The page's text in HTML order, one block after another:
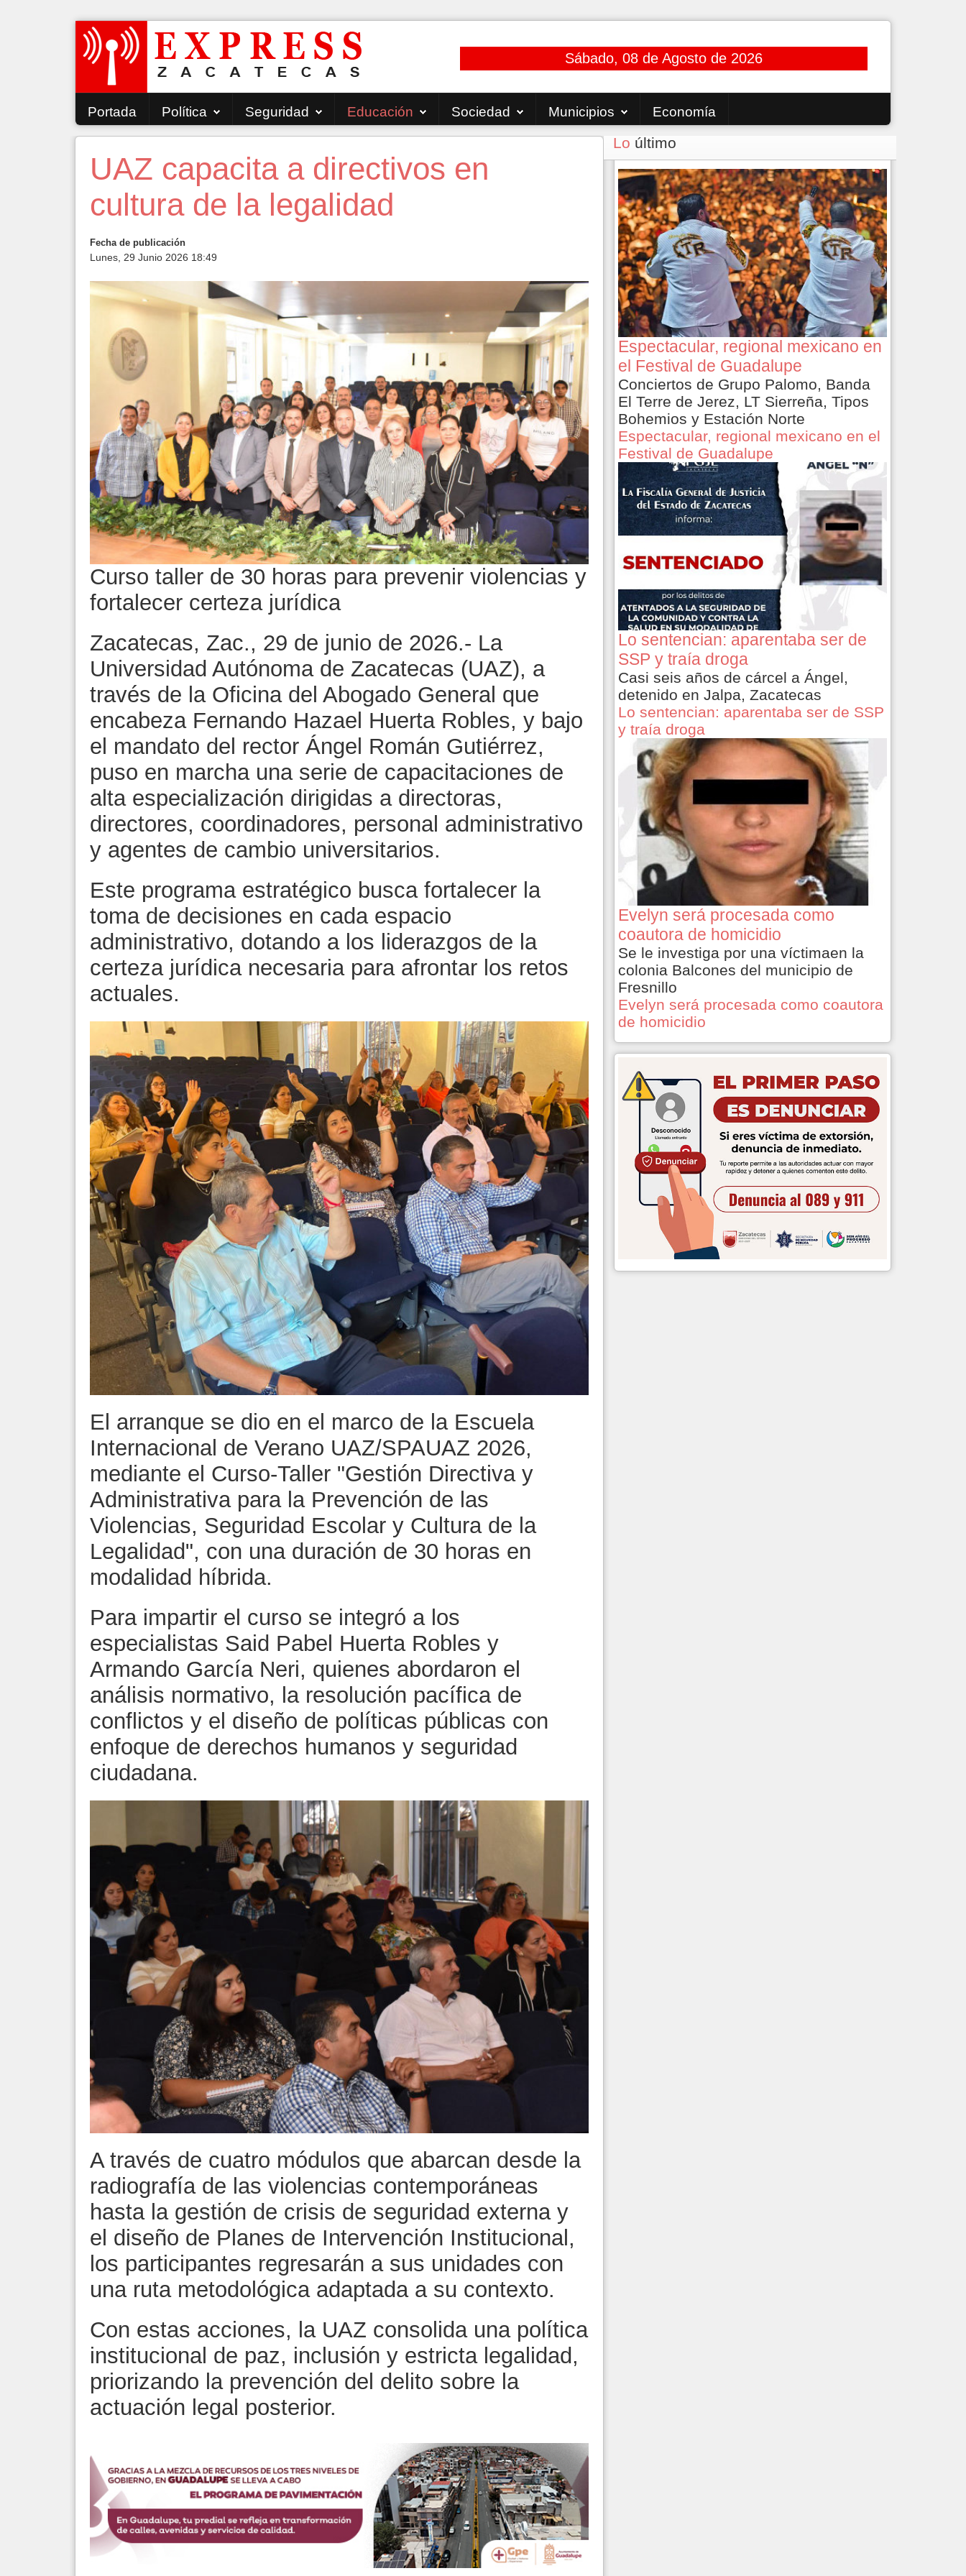
Sábado, 08 de Agosto de 2026
Portada Política Seguridad Educación Sociedad Municipios Economía
UAZ capacita a directivos en
cultura de la legalidad
Fecha de publicación
Lunes, 29 Junio 2026 18:49
Curso taller de 30 horas para prevenir violencias y
fortalecer certeza jurídica
Zacatecas, Zac., 29 de junio de 2026.- La
Universidad Autónoma de Zacatecas (UAZ), a
través de la Oficina del Abogado General que
encabeza Fernando Hazael Huerta Robles, y bajo
el mandato del rector Ángel Román Gutiérrez,
puso en marcha una serie de capacitaciones de
alta especialización dirigidas a directoras,
directores, coordinadores, personal administrativo
y agentes de cambio universitarios.
Este programa estratégico busca fortalecer la
toma de decisiones en cada espacio
administrativo, dotando a los liderazgos de la
certeza jurídica necesaria para afrontar los retos
actuales.
El arranque se dio en el marco de la Escuela
Internacional de Verano UAZ/SPAUAZ 2026,
mediante el Curso-Taller "Gestión Directiva y
Administrativa para la Prevención de las
Violencias, Seguridad Escolar y Cultura de la
Legalidad", con una duración de 30 horas en
modalidad híbrida.
Para impartir el curso se integró a los
especialistas Said Pabel Huerta Robles y
Armando García Neri, quienes abordaron el
análisis normativo, la resolución pacífica de
conflictos y el diseño de políticas públicas con
enfoque de derechos humanos y seguridad
ciudadana.
A través de cuatro módulos que abarcan desde la
radiografía de las violencias contemporáneas
hasta la gestión de crisis de seguridad externa y
el diseño de Planes de Intervención Institucional,
los participantes regresarán a sus unidades con
una ruta metodológica adaptada a su contexto.
Con estas acciones, la UAZ consolida una política
institucional de paz, inclusión y estricta legalidad,
priorizando la prevención del delito sobre la
actuación legal posterior.
Lo último
Espectacular, regional mexicano en
el Festival de Guadalupe
Conciertos de Grupo Palomo, Banda
El Terre de Jerez, LT Sierreña, Tipos
Bohemios y Estación Norte
Espectacular, regional mexicano en el
Festival de Guadalupe
Lo sentencian: aparentaba ser de
SSP y traía droga
Casi seis años de cárcel a Ángel,
detenido en Jalpa, Zacatecas
Lo sentencian: aparentaba ser de SSP
y traía droga
Evelyn será procesada como
coautora de homicidio
Se le investiga por una víctimaen la
colonia Balcones del municipio de
Fresnillo
Evelyn será procesada como coautora
de homicidio